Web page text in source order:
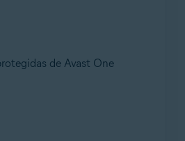
de Avast One